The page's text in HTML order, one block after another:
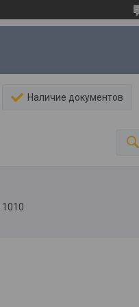
Наличие документов